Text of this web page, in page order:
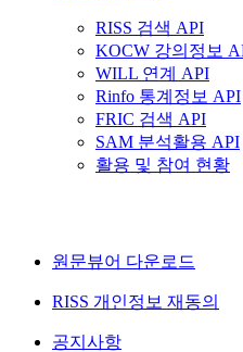
RISS 검색 API
KOCW 강의정보
WILL 연계 API
Rinfo 통계정보 API
FRIC 검색 API
SAM 분석활용 API
활용 및 참여 현황
원문뷰어 다운로드
RISS 개인정보 재동의
공지사항